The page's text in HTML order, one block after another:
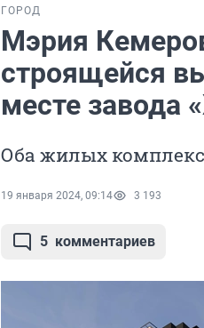
ГОРОД
Мэрия
строящейся
месте завода
Оба жилых
19 января 2024, 09:14 3 193
5 комментариев